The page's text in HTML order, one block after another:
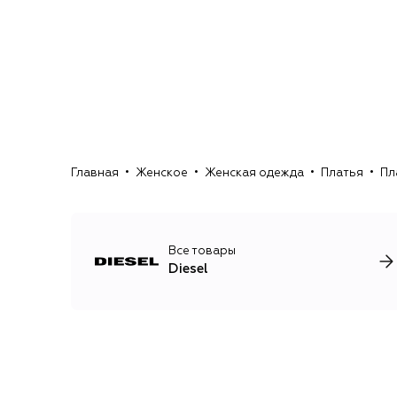
Главная Женское Женская одежда Платья
Все товары
Diesel